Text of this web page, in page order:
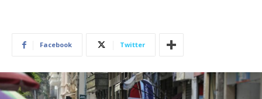
Facebook Twitter